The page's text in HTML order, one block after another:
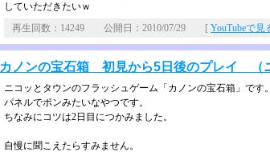
していただきたいｗ
再生回数：14249 公開日：2010/07/29 [ YouTubeで見
カノンの宝石箱 初見から5日後のプレイ （
ニコッとタウンのフラッシュゲーム「カノンの宝石箱」です。
パネルでポンみたいなやつです。
ちなみにコツは2日目につかみました。
自慢に聞こえたらすみません。